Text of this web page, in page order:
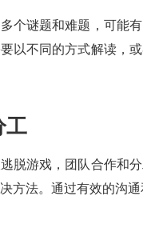
个谜题和难题，可能
以不同的方式解读，
工
脱游戏，团队合作和
方法。通过有效的沟